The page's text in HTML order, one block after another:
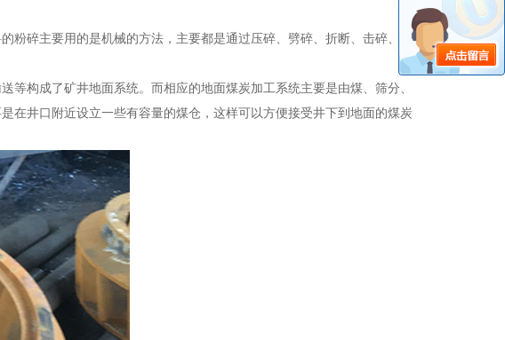
粉碎主要用的是机械的方法，主要都是通过压碎、劈碎、折断、击碎、磨
构成了矿井地面系统。而相应的地面煤炭加工系统主要是由煤、筛分、
在井口附近设立一些有容量的煤仓，这样可以方便接受井下到地面的煤炭